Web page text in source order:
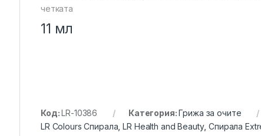
четката
11 мл
Код:LR-10386 Категория:Грижа за очите
LR Colours Спирала ,LR Health and Beauty,Спирала